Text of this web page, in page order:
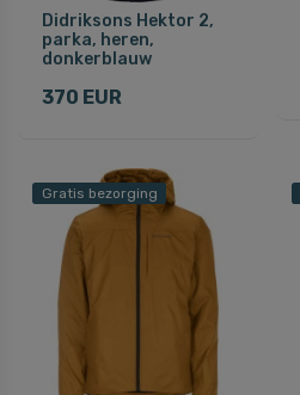
Didriksons Hektor 2,
parka, heren,
donkerblauw
370 EUR
Gratis bezorging